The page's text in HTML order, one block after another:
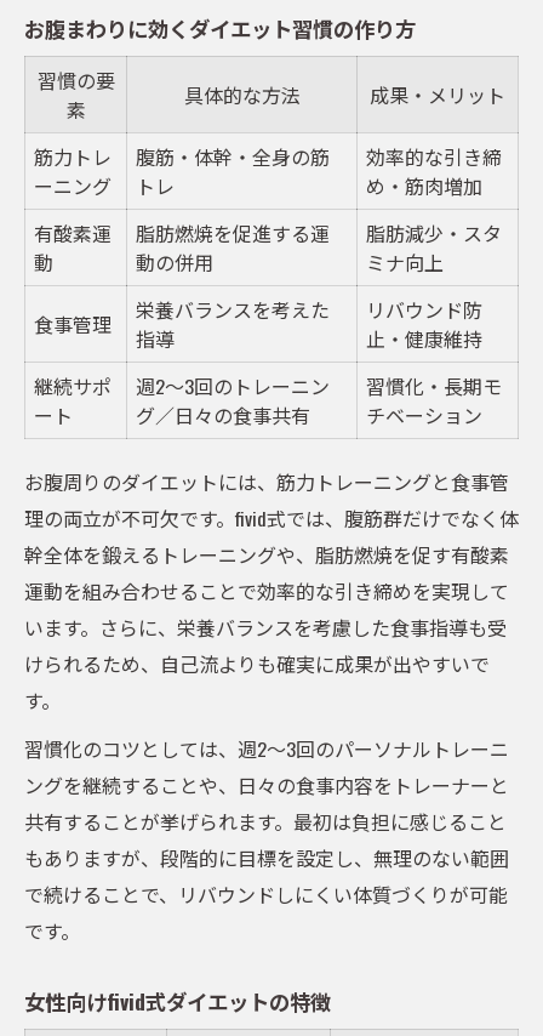
お腹まわりに効くダイエット習慣の作り方
習慣の要
素
具体的な方法 成果・メリット
筋力トレ
ーニング
腹筋・体幹・全身の筋
トレ
効率的な引き締
め・筋肉増加
有酸素運
動
脂肪燃焼を促進する運
動の併用
脂肪減少・スタ
ミナ向上
食事管理
栄養バランスを考えた
指導
リバウンド防
止・健康維持
継続サポ
ート
週2～3回のトレーニン
グ／日々の食事共有
習慣化・長期モ
チベーション
お腹周りのダイエットには、筋力トレーニングと食事管
理の両立が不可欠です。fivid式では、腹筋群だけでなく体
幹全体を鍛えるトレーニングや、脂肪燃焼を促す有酸素
運動を組み合わせることで効率的な引き締めを実現して
います。さらに、栄養バランスを考慮した食事指導も受
けられるため、自己流よりも確実に成果が出やすいで
す。
習慣化のコツとしては、週2～3回のパーソナルトレーニ
ングを継続することや、日々の食事内容をトレーナーと
共有することが挙げられます。最初は負担に感じること
もありますが、段階的に目標を設定し、無理のない範囲
で続けることで、リバウンドしにくい体質づくりが可能
です。
女性向けfivid式ダイエットの特徴